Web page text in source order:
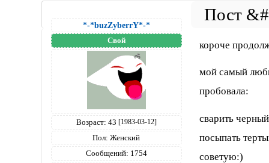
*-*buzZyberrY*-*
Свой
Возраст: 43 [1983-03-12]
Пол: Женский
Сообщений: 1754
короче
мой самый
пробовала:
сварить
посыпать
советую:)